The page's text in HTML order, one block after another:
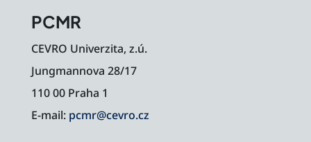
PCMR
CEVRO Univerzita, z.ú.
Jungmannova 28/17
110 00 Praha 1
E-mail: pcmr@cevro.cz